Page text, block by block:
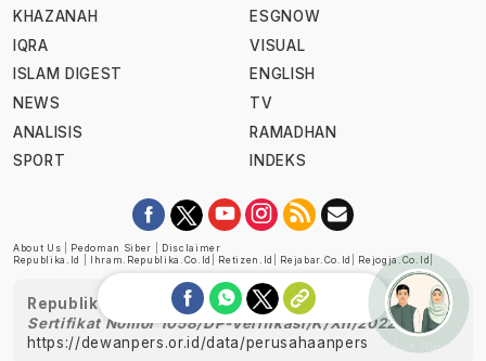
KHAZANAH
IQRA
ISLAM DIGEST
NEWS
ANALISIS
SPORT
ESGNOW
VISUAL
ENGLISH
TV
RAMADHAN
INDEKS
About Us Pedoman Siber
Disclaimer
Republika.id
Ihram.republika.co.id Retizen.id Rejabar.co.id Rejogja.co.id
Republika telah diverifikasi oleh Dewan Pers
Sertifikat Nomor 1058/DP-Verifikasi/K/XII/2022
https://dewanpers.or.id/data/perusahaanpers
Ask me!